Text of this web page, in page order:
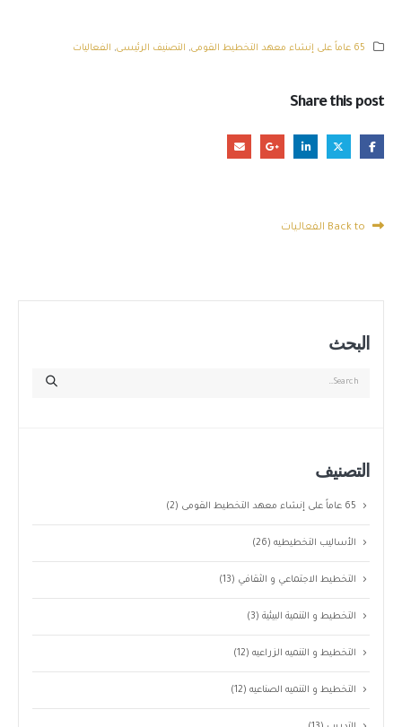
65 عاماً على إنشاء معهد التخطيط القومى , التصنيف الرئيسى, الفعاليات
Share this post
البحث
التصنيف
65 عاماً على إنشاء معهد التخطيط القومى (2)
الأساليب التخطيطيه(26)
التخطيط الاجتماعي و الثقافي (13)
التخطيط و التنمية البيئية(3)
التخطيط و التنميه الزراعيه(12)
التخطيط و التنميه الصناعيه(12)